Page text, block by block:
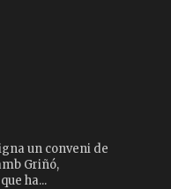
un conveni de
Griñó,
ha...